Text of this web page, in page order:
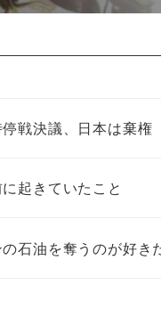
戦決議、日本は棄権
起きていたこと
の石油を奪うのが好